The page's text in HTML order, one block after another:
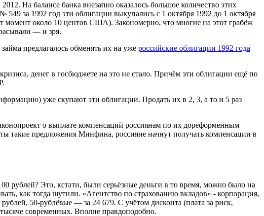
На балансе банка внезапно оказалось большое количество этих
за 1992 год эти облигации выкупались с 1 октября 1992 до 1 октября
момент около 10 центов США). Закономерно, что многие на этот грабёж
— и зря.
предлагалось обменять их на уже российские облигации 1992 года
денег в госбюджете на это не стало. Причём эти облигации ещё по
уже скупают эти облигации. Продать их в 2, 3, а то и 5 раз
о выплате компенсаций россиянам по их дореформенным
такие предложения Минфина, россияне начнут получать компенсации в
рублей? Это, кстати, были серьёзные деньги в то время, можно было на
как тогда шутили. «Агентство по страхованию вкладов» - корпорация,
50-рублёвые — за 24 679. С учётом дисконта (плата за риск,
современных. Вполне правдоподобно.